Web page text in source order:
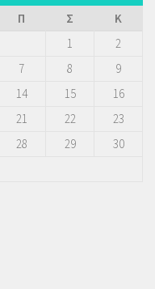
Π Σ
Κ
1
2
7 8
9
14 15
16
21 22
23
28 29
30